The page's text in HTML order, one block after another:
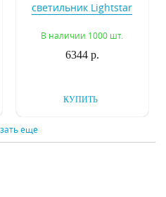
светильник Lightstar
В наличии 1000 шт.
6344 р.
КУПИТЬ
еще